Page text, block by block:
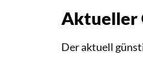
Aktueller
Der aktuell